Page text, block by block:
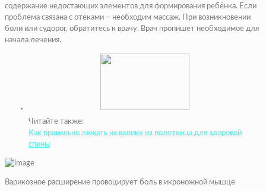
содержание недостающих элементов для формирования ребёнка. Если
проблема связана с отёками – необходим массаж. При возникновении
боли или судорог, обратитесь к врачу. Врач пропишет необходимое для
начала лечения.
Читайте также:
Как правильно лежать на валике из полотенца для здоровой
спины
Варикозное расширение провоцирует боль в икроножной мышце